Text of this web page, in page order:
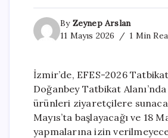
By Zeynep Arslan
11 Mayıs 2026
1 Min
İzmir’de, EFES-2026
Doğanbey Tatbikat
ürünleri ziyaretçilere
Mayıs’ta başlayacağı ve 18
yapmalarına izin